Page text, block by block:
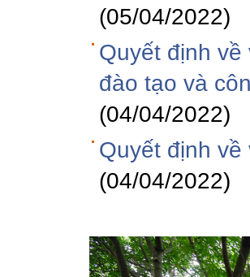
(05/04/2022)
Quyết định
đào tạo và
(04/04/2022)
Quyết định
(04/04/2022)